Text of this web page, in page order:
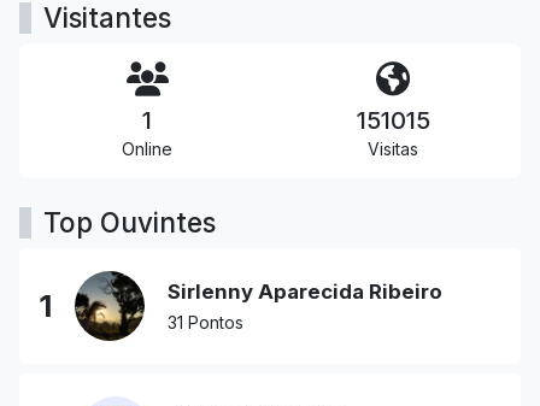
Visitantes
1
Online
151015
Visitas
Top Ouvintes
1 Sirlenny Aparecida Ribeiro
31 Pontos